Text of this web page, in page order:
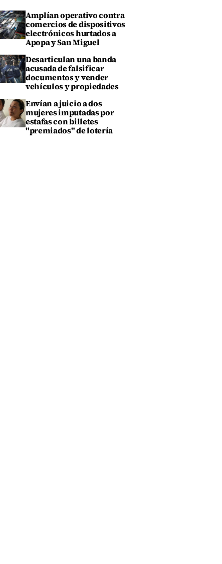
Amplían operativo contra
comercios de dispositivos
electrónicos hurtados a
Apopa y San Miguel
Desarticulan una banda
acusada de falsificar
documentos y vender
vehículos y propiedades
Envían a juicio a dos
mujeres imputadas por
estafas con billetes
"premiados" de lotería